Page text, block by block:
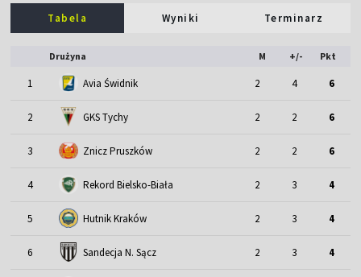
Tabela Wyniki Terminarz
Drużyna M +/- Pkt
1 Avia Świdnik 2 4 6
2 GKS Tychy 2 2 6
3 Znicz Pruszków 2 2 6
4 Rekord Bielsko-Biała 2 3 4
5 Hutnik Kraków 2 3 4
6 Sandecja N. Sącz 2 3 4